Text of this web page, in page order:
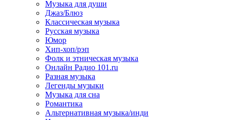
Музыка для души
Джаз/Блюз
Классическая музыка
Русская музыка
Юмор
Хип-хоп/рэп
Фолк и этническая музыка
Онлайн Радио 101.ru
Разная музыка
Легенды музыки
Музыка для сна
Романтика
Альтернативная музыка/инди